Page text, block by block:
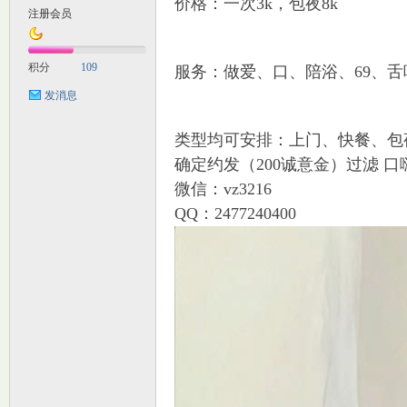
注册会员
积分 109
发消息
价格：一次3k，包夜8k
服务：做爱、口、陪浴、69、
类型均可安排：上门、快餐、
确定约发（200诚意金）过滤
微信：vz3216
QQ：2477240400